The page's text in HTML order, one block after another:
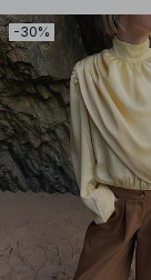
-30%